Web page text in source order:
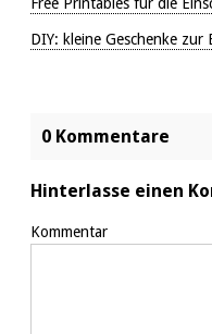
DIY: kleine Geschenke zur
0 Kommentare
Hinterlasse einen
Kommentar